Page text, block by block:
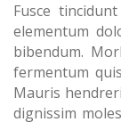
Fusce
elementum
bibendum.
fermentum
Mauris
dignissim